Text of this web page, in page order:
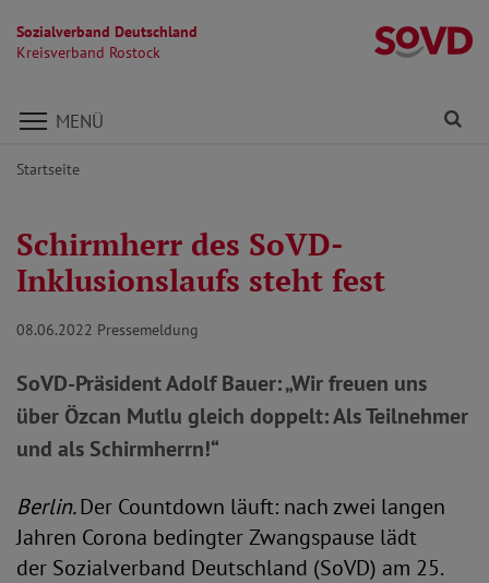
Sozialverband Deutschland
Kreisverband Rostock
Direkt zu den Inhalten springen
MENÜ
Startseite
Schirmherr des SoVD-
Inklusionslaufs steht fest
08.06.2022 Pressemeldung
SoVD-Präsident Adolf Bauer: „Wir freuen uns
über Özcan Mutlu gleich doppelt: Als Teilnehmer
und als Schirmherrn!“
Berlin.Der Countdown läuft: nach zwei langen
Jahren Corona bedingter Zwangspause lädt
der Sozialverband Deutschland (SoVD) am 25.